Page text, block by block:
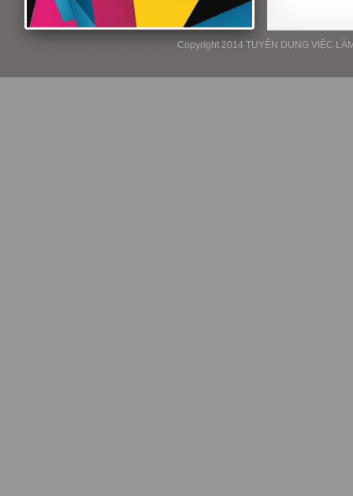
Copyright 2014 TUYỂN DỤNG VIỆC